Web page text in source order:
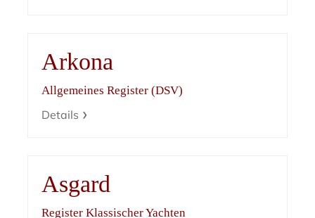
Arkona
Allgemeines Register (DSV)
Details
Asgard
Register Klassischer Yachten